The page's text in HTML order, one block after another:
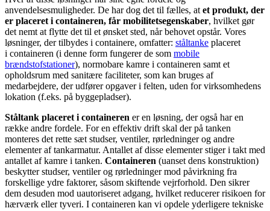
anvendelsesmuligheder. De har dog det til fælles, at et produkt, der
er placeret i containeren, får mobilitetsegenskaber, hvilket gør
det nemt at flytte det til et ønsket sted, når behovet opstår. Vores
løsninger, der tilbydes i containere, omfatter: ståltanke placeret
i containeren (i denne form fungerer de som mobile
brændstofstationer), normobare kamre i containeren samt et
opholdsrum med sanitære faciliteter, som kan bruges af
medarbejdere, der udfører opgaver i felten, uden for virksomhedens
lokation (f.eks. på byggepladser).
Ståltank placeret i containeren er en løsning, der også har en
række andre fordele. For en effektiv drift skal der på tanken
monteres det rette sæt studser, ventiler, rørledninger og andre
elementer af tankarmatur. Antallet af disse elementer stiger i takt med
antallet af kamre i tanken. Containeren (uanset dens konstruktion)
beskytter studser, ventiler og rørledninger mod påvirkning fra
forskellige ydre faktorer, såsom skiftende vejrforhold. Den sikrer
dem desuden mod uautoriseret adgang, hvilket reducerer risikoen for
hærværk eller tyveri. I containeren kan vi opdele yderligere tekniske